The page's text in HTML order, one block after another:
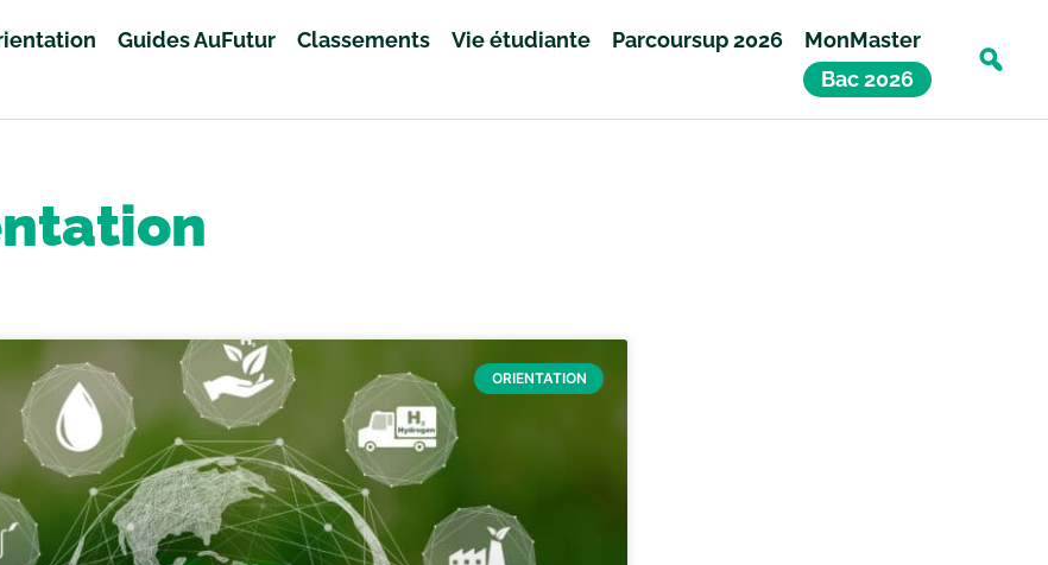
Guides AuFutur Classements Vie étudiante Parcoursup 2026
MonMaster
Bac 2026
ORIENTATION